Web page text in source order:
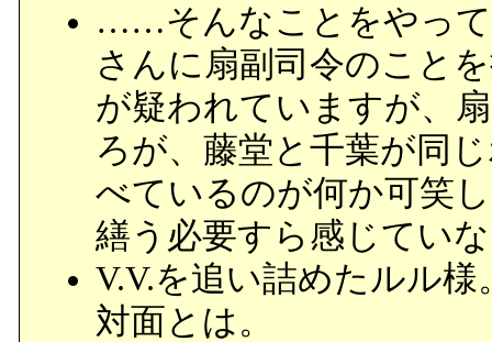
……そんなことをやって
さんに扇副司令のこと
が疑われていますが、
ろが、藤堂と千葉が同
べているのが何か可笑
繕う必要すら感じてい
V.V.を追い詰めたルル
対面とは。